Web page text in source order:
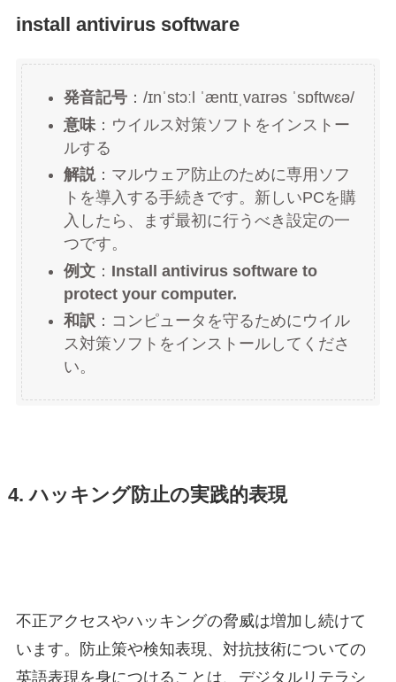
install antivirus software
発音記号：/ɪnˈstɔːl ˈæntɪˌvaɪrəs ˈsɒftwɛə/
意味：ウイルス対策ソフトをインストー
ルする
解説：マルウェア防止のために専用ソフ
トを導入する手続きです。新しいPCを購
入したら、まず最初に行うべき設定の一
つです。
例文： Install antivirus software to
protect your computer.
和訳 ：コンピュータを守るためにウイル
ス対策ソフトをインストールしてくださ
い。
4. ハッキング防止の実践的表現
不正アクセスやハッキングの脅威は増加し続けて
います。防止策や検知表現、対抗技術についての
英語表現を身につけることは、デジタルリテラシ